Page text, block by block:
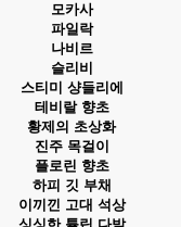
모카사
파일락
나비르
슬리비
스티미 샹들리에
테비랄 향초
황제의 초상화
진주 목걸이
플로린 향초
하피 깃 부채
이끼낀 고대 석상